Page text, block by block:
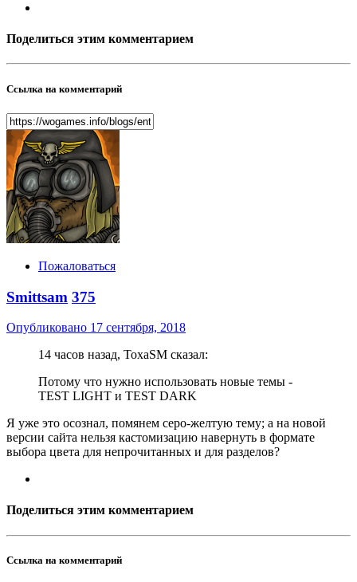
Поделиться этим комментарием
Ссылка на комментарий
Пожаловаться
Smittsam 375
Опубликовано 17 сентября, 2018
14 часов назад, ToxaSM сказал:
Потому что нужно использовать новые темы -
TEST LIGHT и TEST DARK
Я уже это осознал, помянем серо-желтую тему; а на новой
версии сайта нельзя кастомизацию навернуть в формате
выбора цвета для непрочитанных и для разделов?
Поделиться этим комментарием
Ссылка на комментарий